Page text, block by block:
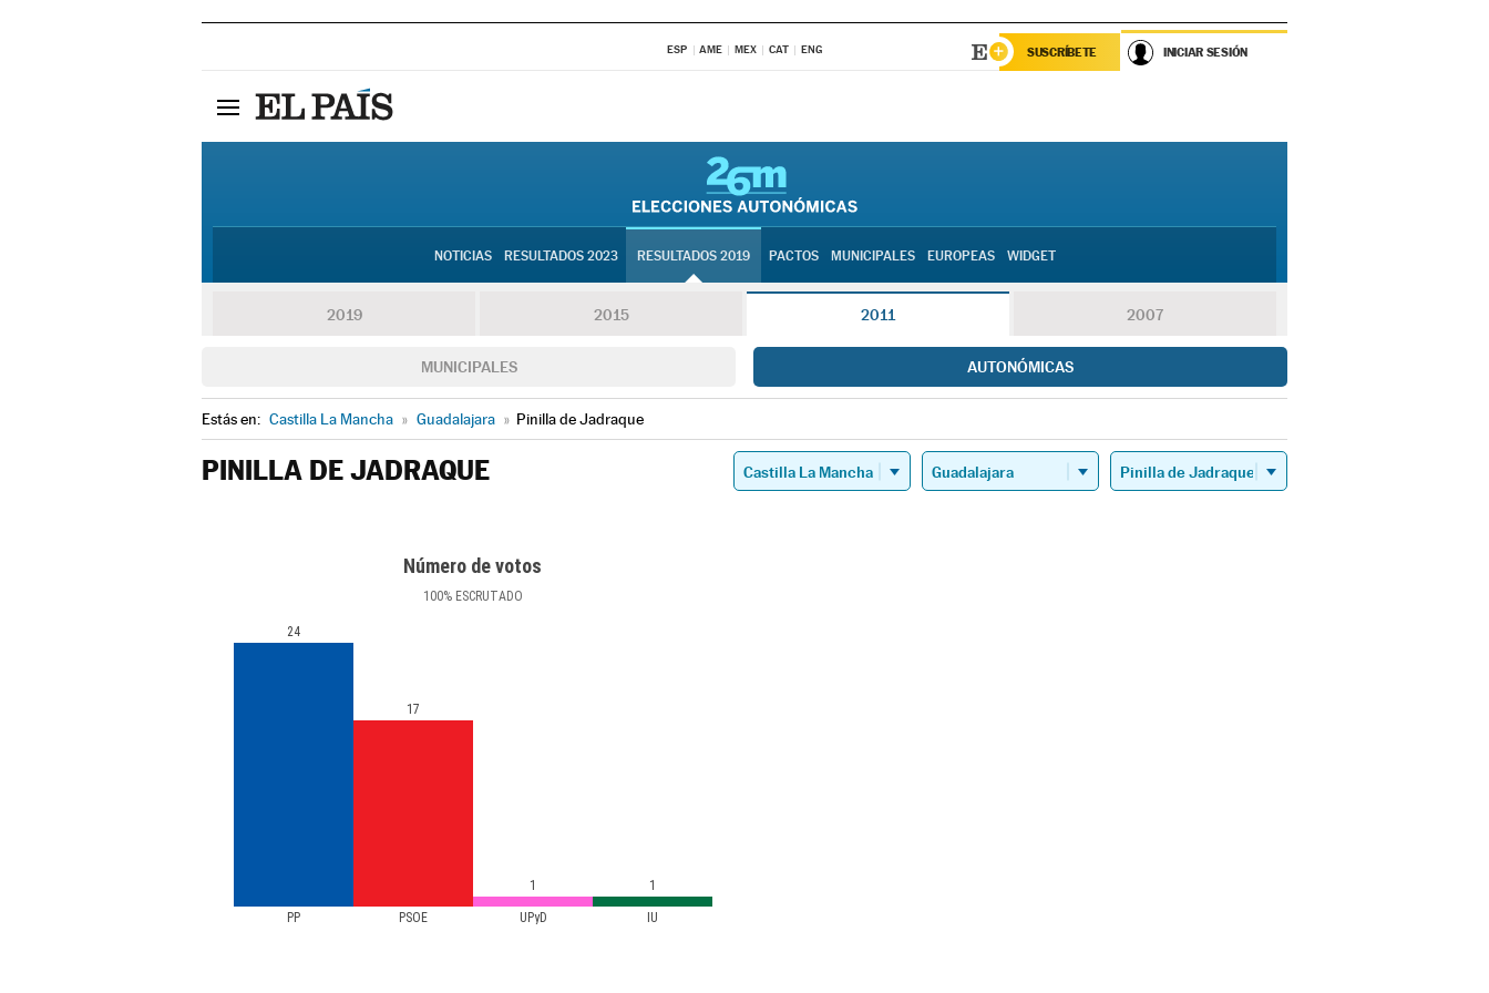
ESP AME MEX CAT ENG SUSCRÍBETE INICIAR SESIÓN
NOTICIAS RESULTADOS 2023 RESULTADOS 2019 PACTOS MUNICIPALES EUROPEAS WIDGET
2019 2015 2011 2007
MUNICIPALES AUTONÓMICAS
Estás en: Castilla La Mancha » Guadalajara » Pinilla de Jadraque
PINILLA DE JADRAQUE
Número de votos
100%ESCRUTADO
PP PSOE UPyD IU
24
17
1 1